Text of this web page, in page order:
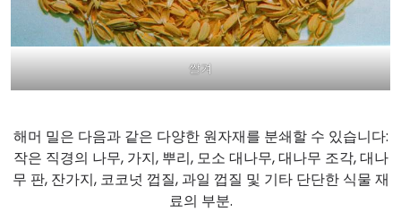
쌀겨
해머 밀은 다음과 같은 다양한 원자재를 분쇄할 수 있습니다:
작은 직경의 나무, 가지, 뿌리, 모소 대나무, 대나무 조각, 대나
무 판, 잔가지, 코코넛 껍질, 과일 껍질 및 기타 단단한 식물 재
료의 부분.